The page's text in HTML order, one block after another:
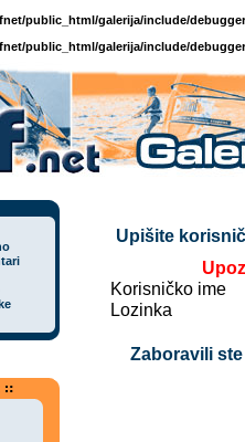
public_html/galerija/include/
public_html/galerija/include/
Upišite
Korisničko ime
Lozinka
Zaboravili